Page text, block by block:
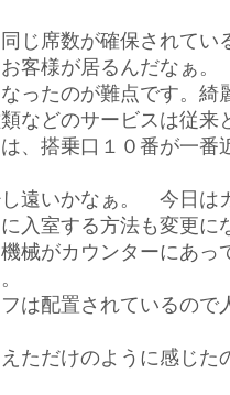
じ席数が確保されてい
客様が居るんだなぁ。
ったのが難点です。綺
などのサービスは従来
、搭乗口１０番が一番
し遠いかなぁ。 今日は
入室する方法も変更に
械がカウンターにあっ
は配置されているので
ただけのように感じた